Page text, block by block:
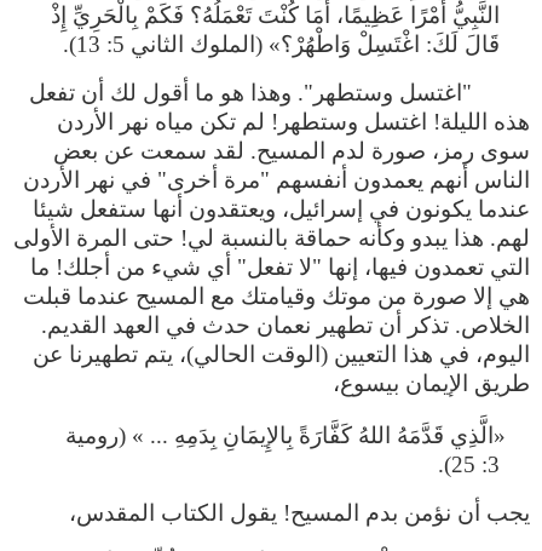
النَّبِيُّ أَمْرًا عَظِيمًا، أَمَا كُنْتَ تَعْمَلُهُ؟ فَكَمْ بِالْحَرِيِّ إِذْ
قَالَ لَكَ: اغْتَسِلْ وَاطْهُرْ؟» (الملوك الثاني 5: 13).
"اغتسل وستطهر". وهذا هو ما أقول لك أن تفعل
هذه الليلة! اغتسل وستطهر! لم تكن مياه نهر الأردن
سوى رمز، صورة لدم المسيح. لقد سمعت عن بعض
الناس أنهم يعمدون أنفسهم "مرة أخرى" في نهر الأردن
عندما يكونون في إسرائيل، ويعتقدون أنها ستفعل شيئا
لهم. هذا يبدو وكأنه حماقة بالنسبة لي! حتى المرة الأولى
التي تعمدون فيها، إنها "لا تفعل" أي شيء من أجلك! ما
هي إلا صورة من موتك وقيامتك مع المسيح عندما قبلت
الخلاص. تذكر أن تطهير نعمان حدث في العهد القديم.
اليوم، في هذا التعيين (الوقت الحالي)، يتم تطهيرنا عن
طريق الإيمان بيسوع،
«الَّذِي قَدَّمَهُ اللهُ كَفَّارَةً بِالإِيمَانِ بِدَمِهِ ... » (رومية
3: 25).
يجب أن نؤمن بدم المسيح! يقول الكتاب المقدس،